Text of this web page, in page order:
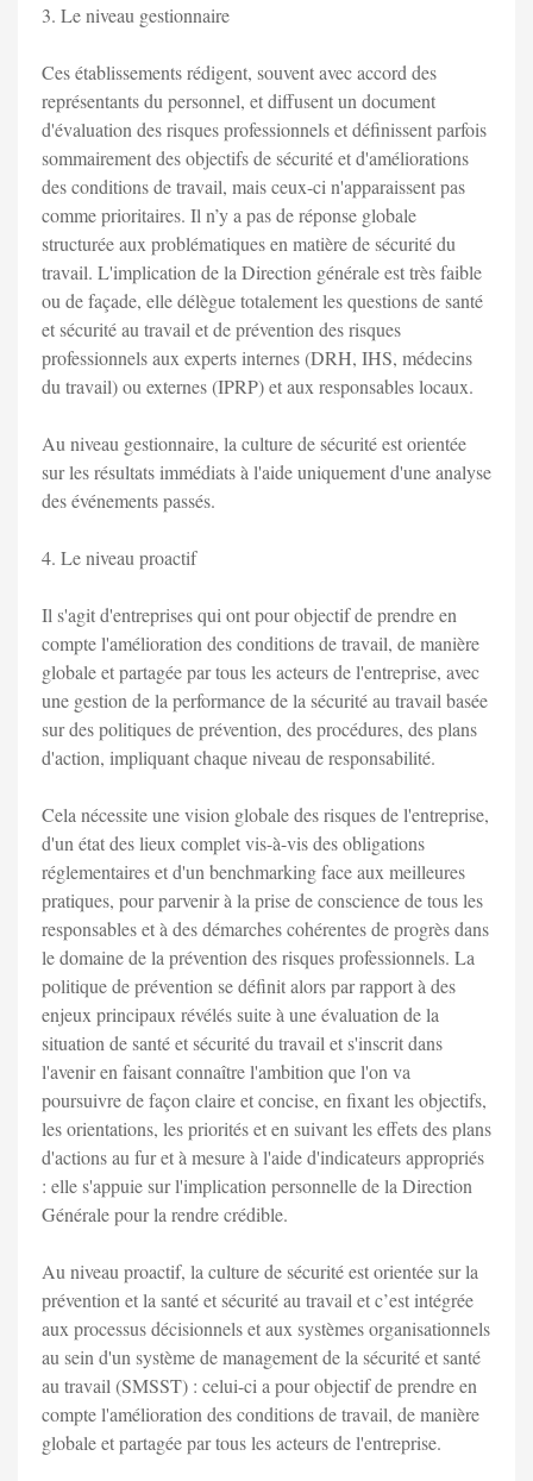
3. Le niveau gestionnaire
Ces établissements rédigent, souvent avec accord des
représentants du personnel, et diffusent un document
d'évaluation des risques professionnels et définissent parfois
sommairement des objectifs de sécurité et d'améliorations
des conditions de travail, mais ceux-ci n'apparaissent pas
comme prioritaires. Il n’y a pas de réponse globale
structurée aux problématiques en matière de sécurité du
travail. L'implication de la Direction générale est très faible
ou de façade, elle délègue totalement les questions de santé
et sécurité au travail et de prévention des risques
professionnels aux experts internes (DRH, IHS, médecins
du travail) ou externes (IPRP) et aux responsables locaux.
Au niveau gestionnaire, la culture de sécurité est orientée
sur les résultats immédiats à l'aide uniquement d'une analyse
des événements passés.
4. Le niveau proactif
Il s'agit d'entreprises qui ont pour objectif de prendre en
compte l'amélioration des conditions de travail, de manière
globale et partagée par tous les acteurs de l'entreprise, avec
une gestion de la performance de la sécurité au travail basée
sur des politiques de prévention, des procédures, des plans
d'action, impliquant chaque niveau de responsabilité.
Cela nécessite une vision globale des risques de l'entreprise,
d'un état des lieux complet vis-à-vis des obligations
réglementaires et d'un benchmarking face aux meilleures
pratiques, pour parvenir à la prise de conscience de tous les
responsables et à des démarches cohérentes de progrès dans
le domaine de la prévention des risques professionnels. La
politique de prévention se définit alors par rapport à des
enjeux principaux révélés suite à une évaluation de la
situation de santé et sécurité du travail et s'inscrit dans
l'avenir en faisant connaître l'ambition que l'on va
poursuivre de façon claire et concise, en fixant les objectifs,
les orientations, les priorités et en suivant les effets des plans
d'actions au fur et à mesure à l'aide d'indicateurs appropriés
: elle s'appuie sur l'implication personnelle de la Direction
Générale pour la rendre crédible.
Au niveau proactif, la culture de sécurité est orientée sur la
prévention et la santé et sécurité au travail et c’est intégrée
aux processus décisionnels et aux systèmes organisationnels
au sein d'un système de management de la sécurité et santé
au travail (SMSST) : celui-ci a pour objectif de prendre en
compte l'amélioration des conditions de travail, de manière
globale et partagée par tous les acteurs de l'entreprise.